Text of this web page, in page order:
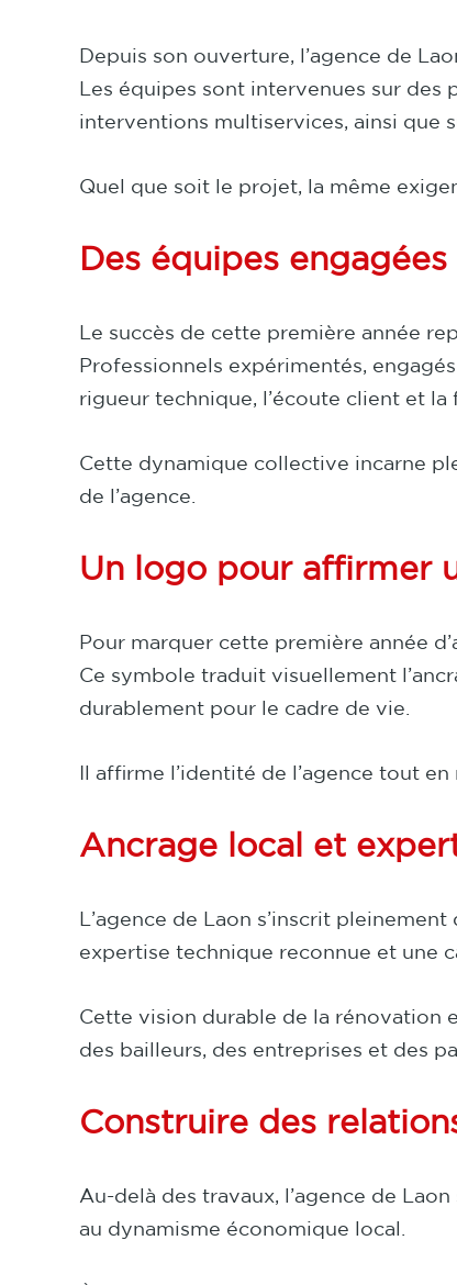
Depuis son ouverture, l’agence de
Les équipes sont intervenues sur
interventions multiservices, ainsi que
Quel que soit le projet, la même
Des équipes
Le succès de cette première année
Professionnels expérimentés,
rigueur technique, l’écoute client et
Cette dynamique collective incarne
de l’agence.
Un logo pour affirmer
Pour marquer cette première année
Ce symbole traduit visuellement
durablement pour le cadre de vie.
Il affirme l’identité de l’agence tout
Ancrage local et
L’agence de Laon s’inscrit
expertise technique reconnue et une
Cette vision durable de la rénovation
des bailleurs, des entreprises et des
Construire des
Au-delà des travaux, l’agence de
au dynamisme économique local.